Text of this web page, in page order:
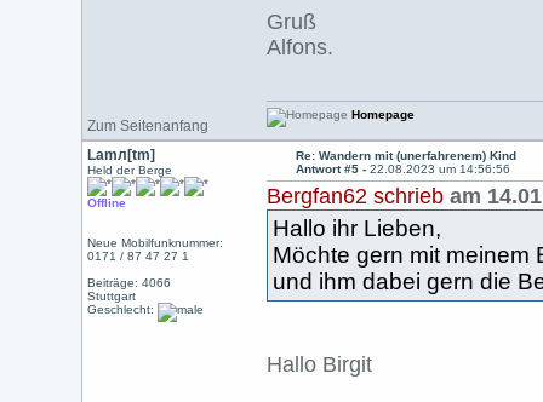
Gruß
Alfons.
Zum Seitenanfang
Homepage
Lamл[tm]
Held der Berge
Offline
Neue Mobilfunknummer:
0171 / 87 47 27 1
Beiträge: 4066
Stuttgart
Geschlecht:
Re: Wandern mit (unerfahrenem) Kind
Antwort #5 -22.08.2023 um 14:56:56
Bergfan62 schrieb am
Hallo ihr Lieben,
Möchte gern mit meinem
und ihm dabei gern die
Hallo Birgit